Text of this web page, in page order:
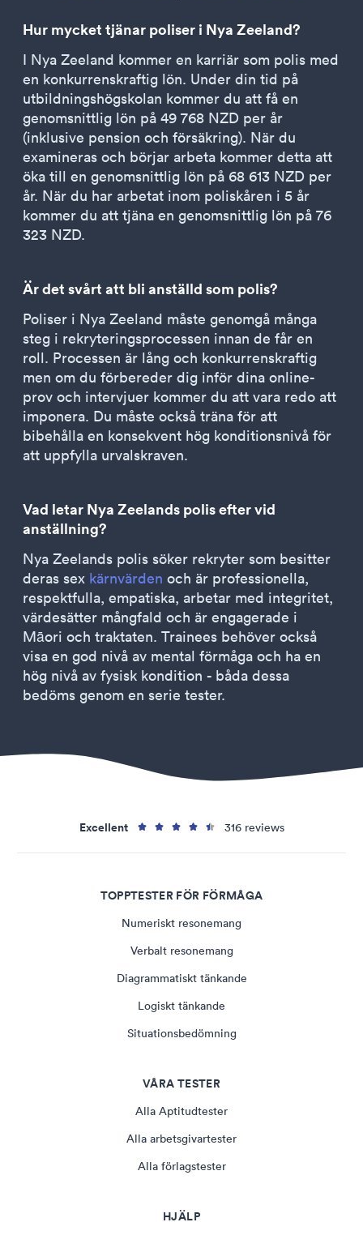
Hur mycket tjänar poliser i Nya Zeeland?
I Nya Zeeland kommer en karriär som polis med
en konkurrenskraftig lön. Under din tid på
utbildningshögskolan kommer du att få en
genomsnittlig lön på 49 768 NZD per år
(inklusive pension och försäkring). När du
examineras och börjar arbeta kommer detta att
öka till en genomsnittlig lön på 68 613 NZD per
år. När du har arbetat inom poliskåren i 5 år
kommer du att tjäna en genomsnittlig lön på 76
323 NZD.
Är det svårt att bli anställd som polis?
Poliser i Nya Zeeland måste genomgå många
steg i rekryteringsprocessen innan de får en
roll. Processen är lång och konkurrenskraftig
men om du förbereder dig inför dina online-
prov och intervjuer kommer du att vara redo att
imponera. Du måste också träna för att
bibehålla en konsekvent hög konditionsnivå för
att uppfylla urvalskraven.
Vad letar Nya Zeelands polis efter vid
anställning?
Nya Zeelands polis söker rekryter som besitter
deras sex kärnvärden och är professionella,
respektfulla, empatiska, arbetar med integritet,
värdesätter mångfald och är engagerade i
Māori och traktaten. Trainees behöver också
visa en god nivå av mental förmåga och ha en
hög nivå av fysisk kondition - båda dessa
bedöms genom en serie tester.
Excellent 316 reviews
TOPPTESTER FÖR FÖRMÅGA
Numeriskt resonemang
Verbalt resonemang
Diagrammatiskt tänkande
Logiskt tänkande
Situationsbedömning
VÅRA TESTER
Alla Aptitudtester
Alla arbetsgivartester
Alla förlagstester
HJÄLP